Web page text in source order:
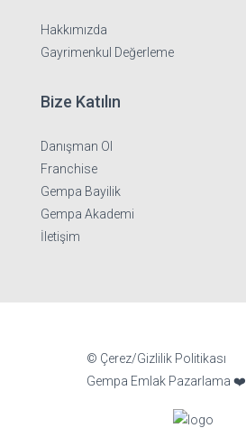
Hakkımızda
Gayrimenkul Değerleme
Bize Katılın
Danışman Ol
Franchise
Gempa Bayilik
Gempa Akademi
İletişim
© Çerez/Gizlilik Politikası
Gempa Emlak Pazarlama ❤️